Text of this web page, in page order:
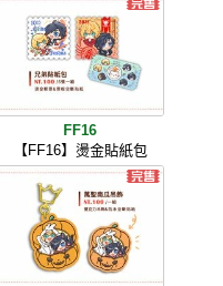
FF16
【FF16】燙金貼紙包